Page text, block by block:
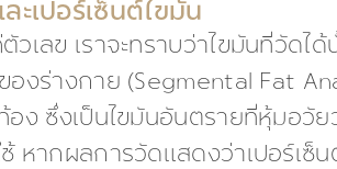
ะเปอร์เซ็นต์ไขมัน
วเลข เราจะทราบว่าไขมันที่วัด
องร่างกาย (Segmental Fat
อง ซึ่งเป็นไขมันอันตรายที่หุ้มอวัย
ช้ หากผลการวัดแสดงว่าเปอร์เซ็